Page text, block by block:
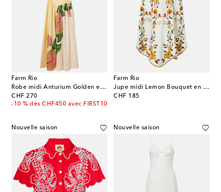
Farm Rio
Robe midi Anturium Golden en coton
CHF 270
original price
-10 % dès CHF450 avec FIRST10
Farm Rio
Jupe midi Lemon Bouquet en lin mélangé
CHF 185
original price
Nouvelle saison Nouvelle saison